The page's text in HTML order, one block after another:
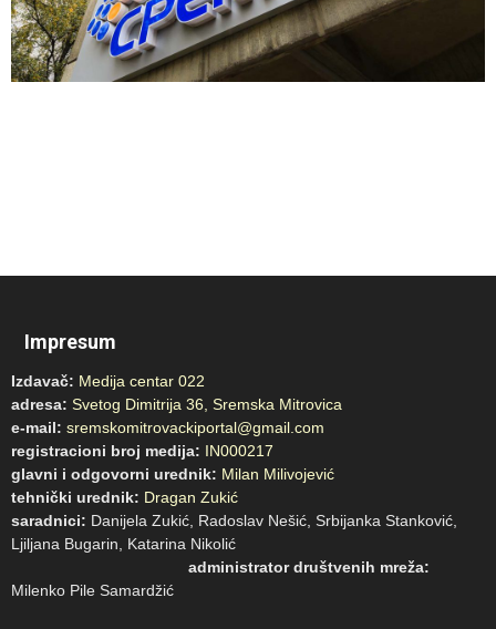
Impresum
Izdavač: Medija centar 022
adresa: Svetog Dimitrija 36, Sremska Mitrovica
e-mail: sremskomitrovackiportal@gmail.com
registracioni broj medija: IN000217
glavni i odgovorni urednik: Milan Milivojević
tehnički urednik: Dragan Zukić
saradnici: Danijela Zukić, Radoslav Nešić, Srbijanka Stanković,
Ljiljana Bugarin, Katarina Nikolić
administrator društvenih mreža:
Milenko Pile Samardžić